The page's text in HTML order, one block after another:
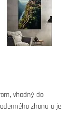
vhodný do
zhonu a je